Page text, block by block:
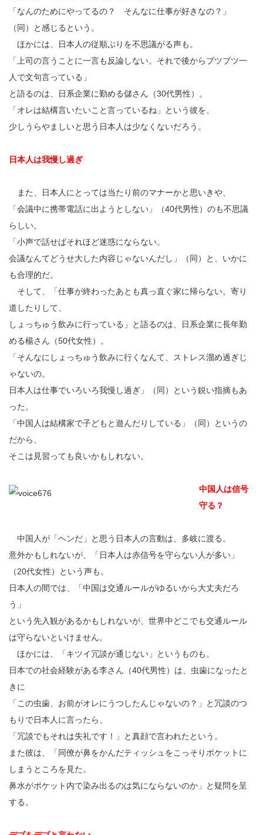
「なんのためにやってるの？ そんなに仕事が好きなの？」
（同）と感じるという。
ほかには、日本人の従順ぶりを不思議がる声も。
「上司の言うことに一言も反論しない。それで後からブツブツ一
人で文句言っている」
と語るのは、日系企業に勤める儲さん（30代男性）。
「オレは結構言いたいこと言っているね」という彼を、
少しうらやましいと思う日本人は少なくないだろう。
日本人は我慢し過ぎ
また、日本人にとっては当たり前のマナーかと思いきや、
「会議中に携帯電話に出ようとしない」（40代男性）のも不思議
らしい。
「小声で話せばそれほど迷惑にならない。
会議なんてどうせ大した内容じゃないんだし」（同）と、いかに
も合理的だ。
そして、「仕事が終わったあとも真っ直ぐ家に帰らない。寄り
道したりして、
しょっちゅう飲みに行っている」と語るのは、日系企業に長年勤
める楊さん（50代女性）。
「そんなにしょっちゅう飲みに行くなんて、ストレス溜め過ぎじ
ゃないの。
日本人は仕事でいろいろ我慢し過ぎ」（同）という鋭い指摘もあ
った。
「中国人は結構家で子どもと遊んだりしている」（同）というの
だから、
そこは見習っても良いかもしれない。
中国人は信号
守る？
中国人が「ヘンだ」と思う日本人の言動は、多岐に渡る。
意外かもしれないが、「日本人は赤信号を守らない人が多い」
（20代女性）という声も。
日本人の間では、「中国は交通ルールがゆるいから大丈夫だろ
う」
という先入観があるかもしれないが、世界中どこでも交通ルール
は守らないといけません。
ほかには、「キツイ冗談が通じない」というものも。
日本での社会経験がある李さん（40代男性）は、虫歯になったと
きに
「この虫歯、お前がオレにうつしたんじゃないの？」と冗談のつ
もりで日本人に言ったら、
「冗談でもそれは失礼です！」と真顔で言われたという。
また彼は、「同僚が鼻をかんだティッシュをこっそりポケットに
しまうところを見た。
鼻水がポケット内で染み出るのは気にならないのか」と疑問を呈
する。